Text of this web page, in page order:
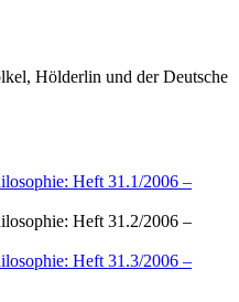
Hölderlin und der Deutsche
Heft 31.1/2006 –
Heft 31.2/2006 –
Heft 31.3/2006 –